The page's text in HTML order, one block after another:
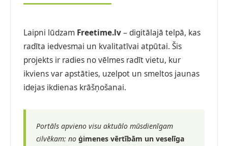
Laipni lūdzam Freetime.lv– digitālajā telpā, kas
radīta iedvesmai un kvalitatīvai atpūtai. Šis
projekts ir radies no vēlmes radīt vietu, kur
ikviens var apstāties, uzelpot un smeltos jaunas
idejas ikdienas krāšņošanai.
Portāls apvieno visu aktuālo mūsdienīgam
cilvēkam: no ģimenes vērtībām un veselīga